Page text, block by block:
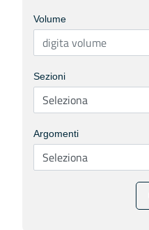
Volume
Sezioni
Argomenti